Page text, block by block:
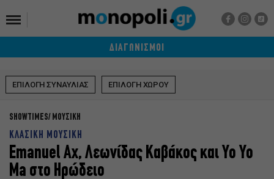
ΔΙΑΓΩΝΙΣΜΟΙ
ΕΠΙΛΟΓΗ ΣΥΝΑΥΛΙΑΣ ΕΠΙΛΟΓΗ ΧΩΡΟΥ
SHOWTIMES ΜΟΥΣΙΚΗ
ΚΛΑΣΙΚΗ ΜΟΥΣΙΚΗ
Emanuel Ax, Λεωνίδας Καβάκος και Yo Yo
Ma στο Ηρώδειο